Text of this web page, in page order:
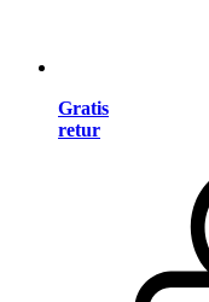
Gratis
retur